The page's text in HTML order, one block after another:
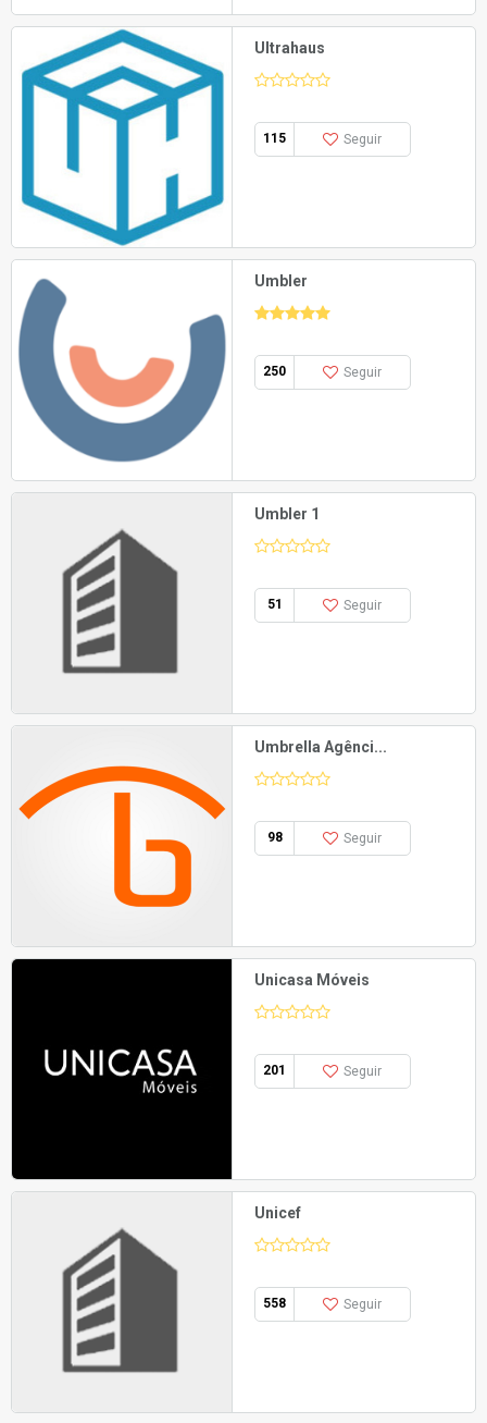
Ultrahaus
115 Seguir
Umbler
250 Seguir
Umbler 1
51 Seguir
Umbrella Agênci...
98 Seguir
Unicasa Móveis
201 Seguir
Unicef
558 Seguir